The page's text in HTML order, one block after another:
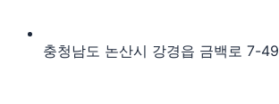
충청남도 논산시 강경읍 금백로 7-49